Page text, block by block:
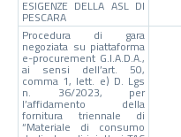
ESIGENZE DELLA ASL DI
PESCARA
Procedura di gara
negoziata su piattaforma
e-procurement G.I.A.D.A.,
ai sensi dell’art. 50,
comma 1, lett. e) D. Lgs
n. 36/2023, per
l’affidamento della
fornitura triennale di
“Materiale di consumo